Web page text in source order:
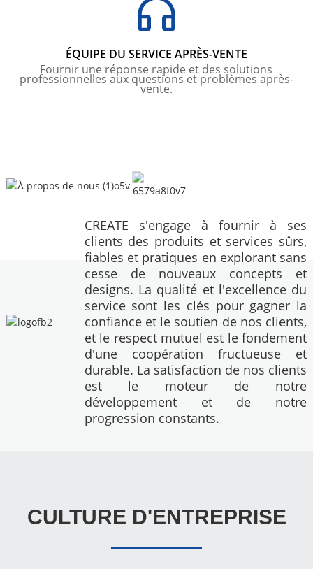
ÉQUIPE DU SERVICE APRÈS-VENTE
Fournir une réponse rapide et des solutions
professionnelles aux questions et problèmes après-
vente.
CREATE s'engage à fournir à ses
clients des produits et services sûrs,
fiables et pratiques en explorant sans
cesse de nouveaux concepts et
designs. La qualité et l'excellence du
service sont les clés pour gagner la
confiance et le soutien de nos clients,
et le respect mutuel est le fondement
d'une coopération fructueuse et
durable. La satisfaction de nos clients
est le moteur de notre
développement et de notre
progression constants.
CULTURE D'ENTREPRISE